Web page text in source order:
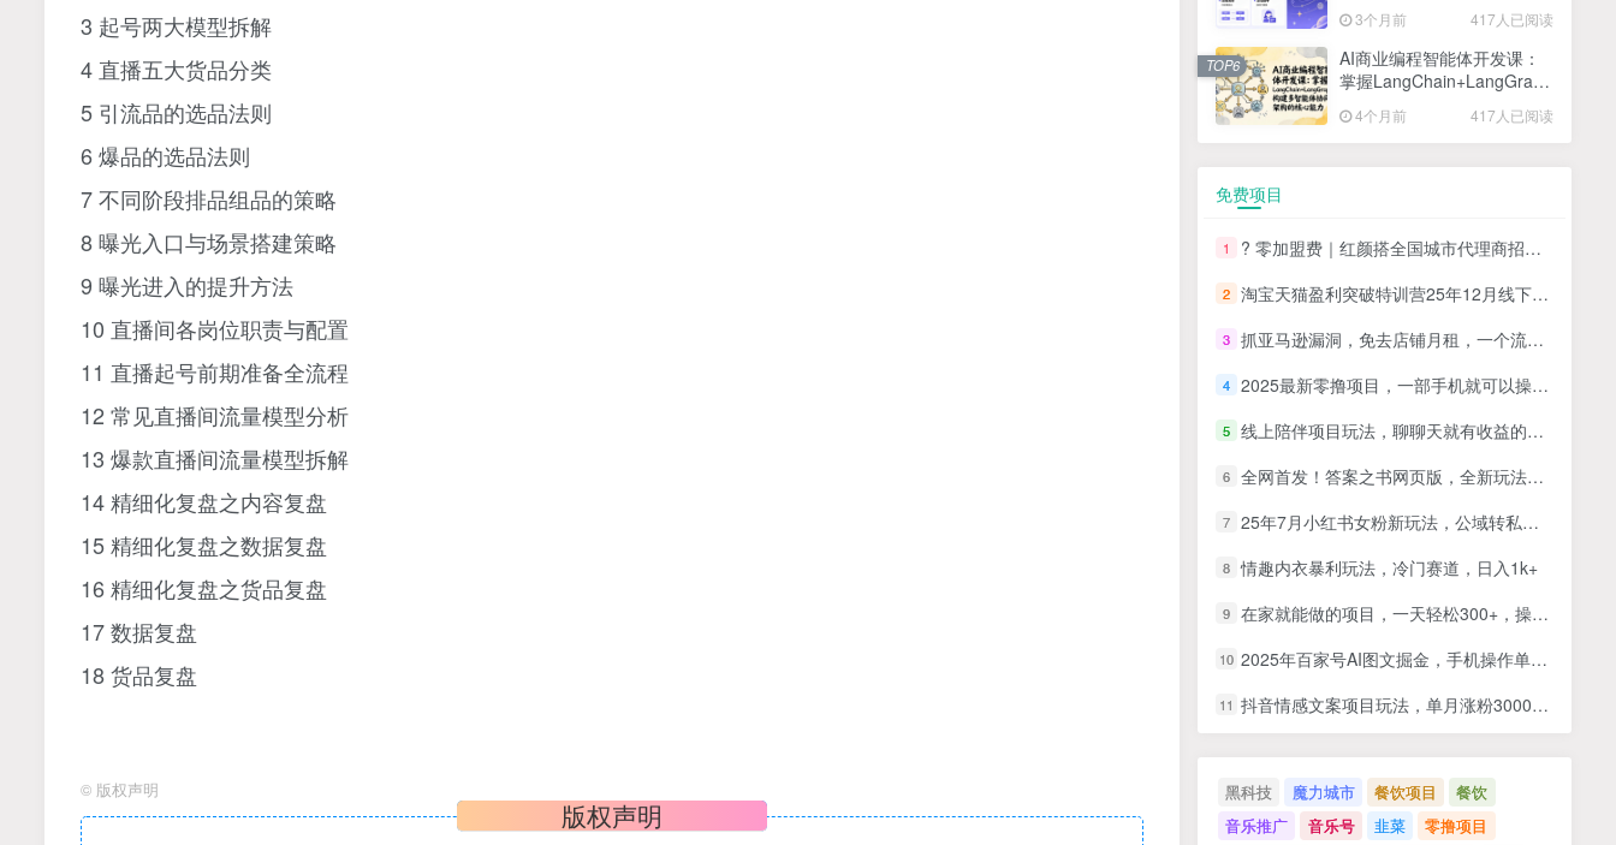
3 起号两大模型拆解
4 直播五大货品分类
5 引流品的选品法则
6 爆品的选品法则
7 不同阶段排品组品的策略
8 曝光入口与场景搭建策略
9 曝光进入的提升方法
10 直播间各岗位职责与配置
11 直播起号前期准备全流程
12 常见直播间流量模型分析
13 爆款直播间流量模型拆解
14 精细化复盘之内容复盘
15 精细化复盘之数据复盘
16 精细化复盘之货品复盘
17 数据复盘
18 货品复盘
© 版权声明
版权声明
3个月前 417人已阅读
AI商业编程智能体开发课：
掌握LangChain+LangGraph
心能力
4个月前 417人已阅读
TOP6
免费项目
1 ? 零加盟费｜红颜搭全国城市代理商招募正式启动！
2 淘宝天猫盈利突破特训营25年12月线下课，系统性的深度剖析电商企业经营之道，打造电商标准化运营体系
3 抓亚马逊漏洞，免去店铺月租，一个流量大竞争小，让你有机会成大卖的赛道
4 2025最新零撸项目，一部手机就可以操作，20秒一单，零投入纯薅羊毛，无门槛，一天200+【揭秘】
5 线上陪伴项目玩法，聊聊天就有收益的项目，一个月收益5000+
6 全网首发！答案之书网页版，全新玩法，搭配文档和网页，日入1k+零门槛小白首选副业
7 25年7月小红书女粉新玩法，公域转私域变现，日轻松变现2张+，5分钟简单复制好上手
8 情趣内衣暴利玩法，冷门赛道，日入1k+
9 在家就能做的项目，一天轻松300+，操作简单上手快
10 2025年百家号AI图文掘金，手机操作单号月入4-5位数，低门槛【附指令+工具】
11 抖音情感文案项目玩法，单月涨粉3000+，新手小白也能做
黑科技 魔力城市 餐饮项目
餐饮
音乐推广
音乐号 韭菜
零撸项目